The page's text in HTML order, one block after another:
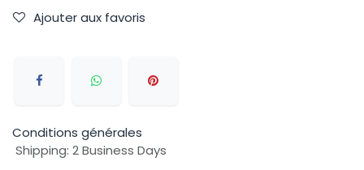
Ajouter aux favoris
Conditions générales
Shipping: 2 Business Days